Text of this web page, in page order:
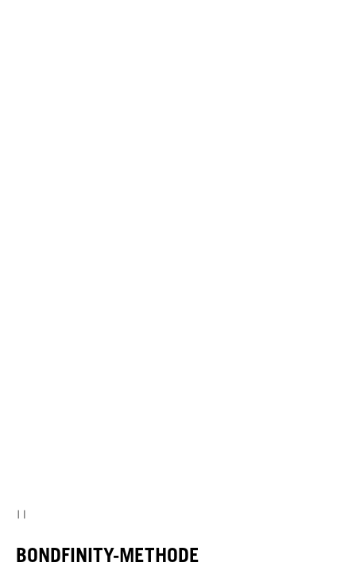
BONDFINITY-METHODE